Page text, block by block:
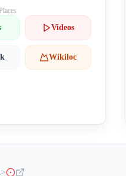
Videos
Wikiloc
>